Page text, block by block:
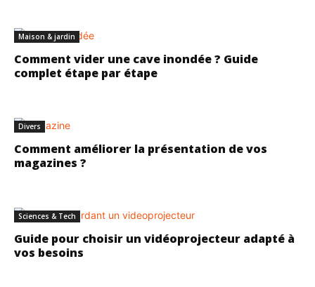
Maison & jardin
Comment vider une cave inondée ? Guide
complet étape par étape
Divers
Comment améliorer la présentation de vos
magazines ?
Sciences & Tech
Guide pour choisir un vidéoprojecteur adapté à
vos besoins